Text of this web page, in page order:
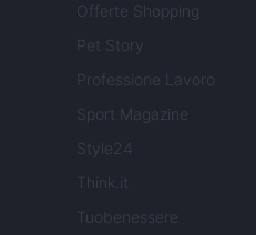
Offerte Shopping
Pet Story
Professione Lavoro
Sport Magazine
Style24
Think.it
Tuobenessere